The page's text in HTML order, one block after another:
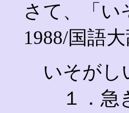
さて、「い
1988/国語
いそがし
１．急